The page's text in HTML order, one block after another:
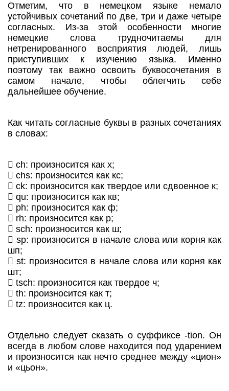
Отметим, что в немецком языке немало
устойчивых сочетаний по две, три и даже четыре
согласных. Из-за этой особенности многие
немецкие слова трудночитаемы для
нетренированного восприятия людей, лишь
приступивших к изучению языка. Именно
поэтому так важно освоить буквосочетания в
самом начале, чтобы облегчить себе
дальнейшее обучение.
Как читать согласные буквы в разных сочетаниях
в словах:
 ch: произносится как х;
 chs: произносится как кс;
 ck: произносится как твердое или сдвоенное к;
 qu: произносится как кв;
 ph: произносится как ф;
 rh: произносится как р;
 sch: произносится как ш;
 sp: произносится в начале слова или корня как
шп;
 st: произносится в начале слова или корня как
шт;
 tsch: произносится как твердое ч;
 th: произносится как т;
 tz: произносится как ц.
Отдельно следует сказать о суффиксе -tion. Он
всегда в любом слове находится под ударением
и произносится как нечто среднее между «циoн»
и «цьон».